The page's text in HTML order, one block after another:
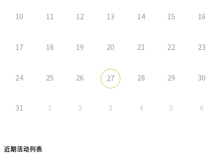
10 11 12 13 14 15 16
17 18 19 20 21 22 23
24 25 26 27 28 29 30
31 1 2 3 4 5 6
近期活动列表